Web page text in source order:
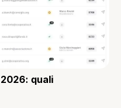
quali